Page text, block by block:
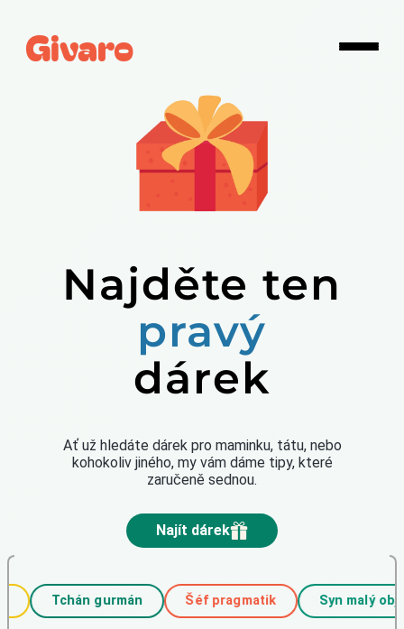
Givaro
Najděte ten
pravý
dárek
Ať už hledáte dárek pro maminku, tátu, nebo
kohokoliv jiného, my vám dáme tipy, které
zaručeně sednou.
Najít dárek
Tchán gurmán Šéf pragmatik Syn malý